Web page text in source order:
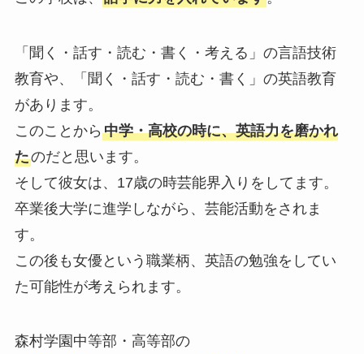
「聞く・話す・読む・書く・考える」の言語技術
教育や、「聞く・話す・読む・書く」の英語教育
があります。
このことから 中学・高校の時に、英語力を磨かれ
たのだと思います。
そして彼女は、17歳の時芸能界入りをしてます。
卒業後大学に進学しながら、芸能活動をされま
す。
この後も女優という職業柄、英語の勉強をしてい
た可能性が考えられます。
森村学園中等部・高等部の